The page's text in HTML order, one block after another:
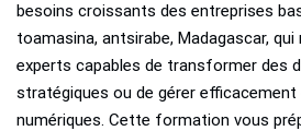
besoins croissants des entreprises
toamasina, antsirabe, Madagascar,
experts capables de transformer des
stratégiques ou de gérer
numériques. Cette formation vous